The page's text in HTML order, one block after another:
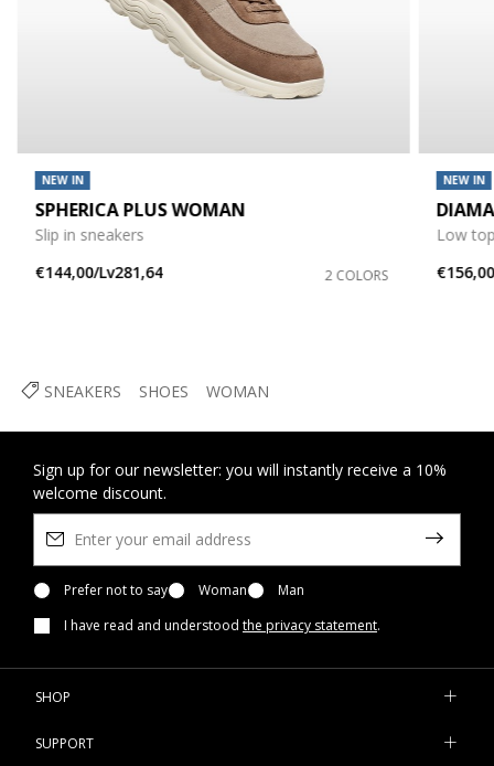
SNEAKERS SHOES WOMAN
NEW IN
SPHERICA PLUS WOMAN
Slip in sneakers
€144,00/Lv281,64
2 COLORS
NEW IN
Low
Sign up for our newsletter: you will instantly receive a 10%
welcome discount.
Prefer not to say Woman
Man
I have read and understood the privacy statement.
SHOP
SUPPORT